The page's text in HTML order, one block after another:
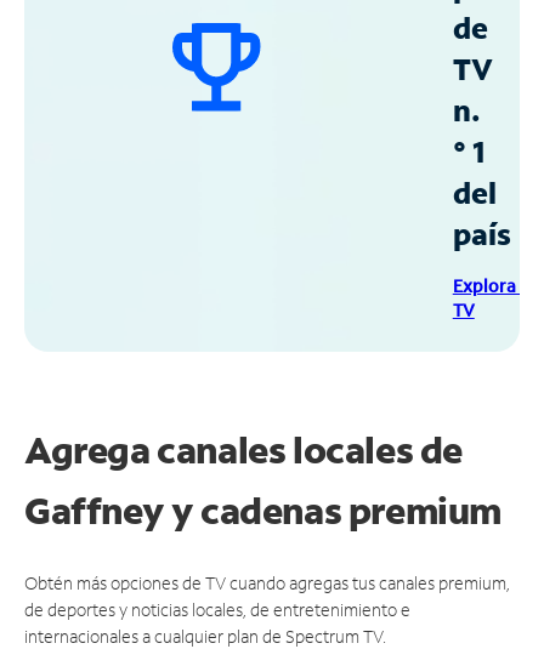
de
TV
n.
° 1
del
país
Explora
TV
Agrega canales locales de
Gaffney y cadenas premium
Obtén más opciones de TV cuando agregas tus canales premium,
de deportes y noticias locales, de entretenimiento e
internacionales a cualquier plan de Spectrum TV.